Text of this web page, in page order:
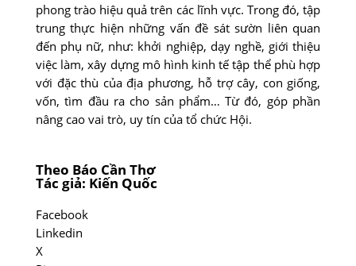
phong trào hiệu quả trên các lĩnh vực. Trong đó, tập
trung thực hiện những vấn đề sát sườn liên quan
đến phụ nữ, như: khởi nghiệp, dạy nghề, giới thiệu
việc làm, xây dựng mô hình kinh tế tập thể phù hợp
với đặc thù của địa phương, hỗ trợ cây, con giống,
vốn, tìm đầu ra cho sản phẩm… Từ đó, góp phần
nâng cao vai trò, uy tín của tổ chức Hội.
Theo Báo Cần Thơ
Tác giả: Kiến Quốc
Facebook
Linkedin
X